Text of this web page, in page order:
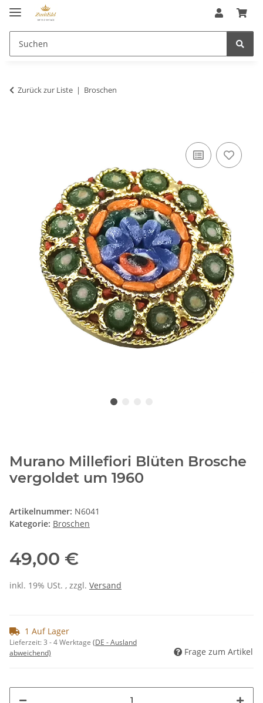
Zurück zur Liste Broschen
Murano Millefiori Blüten Brosche
vergoldet um 1960
Artikelnummer: N6041
Kategorie: Broschen
49,00 €
inkl. 19% USt. , zzgl. Versand
1 Auf Lager
Lieferzeit:3 - 4 Werktage (DE - Ausland
abweichend)
Frage zum Artikel